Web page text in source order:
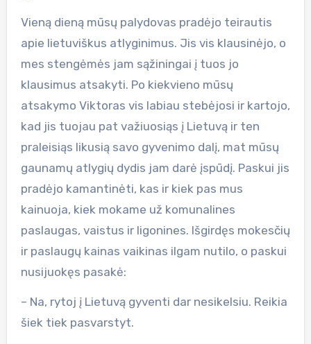
Vieną dieną mūsų palydovas pradėjo teirautis
apie lietuviškus atlyginimus. Jis vis klausinėjo, o
mes stengėmės jam sąžiningai į tuos jo
klausimus atsakyti. Po kiekvieno mūsų
atsakymo Viktoras vis labiau stebėjosi ir kartojo,
kad jis tuojau pat važiuosiąs į Lietuvą ir ten
praleisiąs likusią savo gyvenimo dalį, mat mūsų
gaunamų atlygių dydis jam darė įspūdį. Paskui jis
pradėjo kamantinėti, kas ir kiek pas mus
kainuoja, kiek mokame už komunalines
paslaugas, vaistus ir ligonines. Išgirdęs mokesčių
ir paslaugų kainas vaikinas ilgam nutilo, o paskui
nusijuokęs pasakė:
– Na, rytoj į Lietuvą gyventi dar nesikelsiu. Reikia
šiek tiek pasvarstyt.